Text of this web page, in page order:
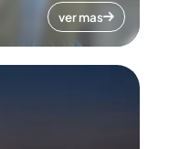
ver mas